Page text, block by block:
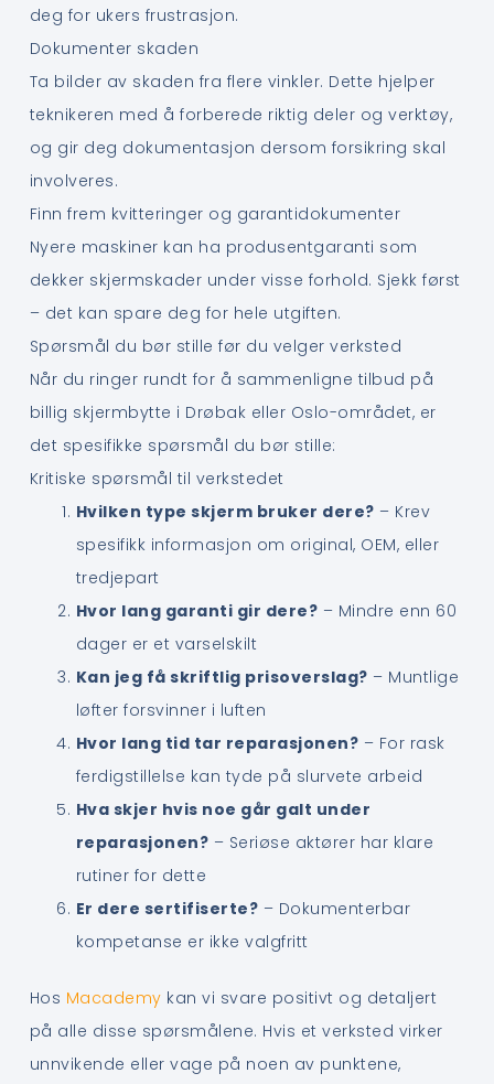
deg for ukers frustrasjon.
Dokumenter skaden
Ta bilder av skaden fra flere vinkler. Dette hjelper
teknikeren med å forberede riktig deler og verktøy,
og gir deg dokumentasjon dersom forsikring skal
involveres.
Finn frem kvitteringer og garantidokumenter
Nyere maskiner kan ha produsentgaranti som
dekker skjermskader under visse forhold. Sjekk først
– det kan spare deg for hele utgiften.
Spørsmål du bør stille før du velger verksted
Når du ringer rundt for å sammenligne tilbud på
billig skjermbytte i Drøbak eller Oslo-området, er
det spesifikke spørsmål du bør stille:
Kritiske spørsmål til verkstedet
Hvilken type skjerm bruker dere? – Krev
spesifikk informasjon om original, OEM, eller
tredjepart
Hvor lang garanti gir dere? – Mindre enn 60
dager er et varselskilt
Kan jeg få skriftlig prisoverslag? – Muntlige
løfter forsvinner i luften
Hvor lang tid tar reparasjonen? – For rask
ferdigstillelse kan tyde på slurvete arbeid
Hva skjer hvis noe går galt under
reparasjonen? – Seriøse aktører har klare
rutiner for dette
Er dere sertifiserte? – Dokumenterbar
kompetanse er ikke valgfritt
Hos Macademy kan vi svare positivt og detaljert
på alle disse spørsmålene. Hvis et verksted virker
unnvikende eller vage på noen av punktene,